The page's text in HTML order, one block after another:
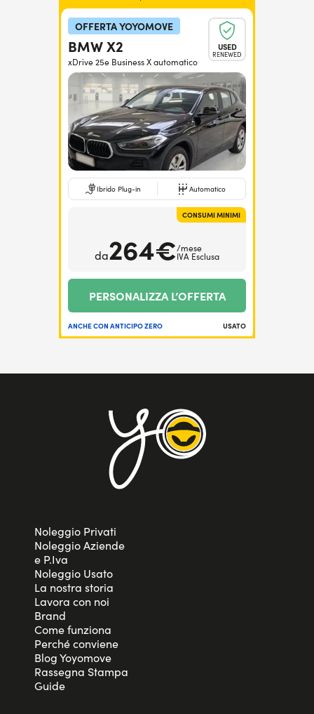
OFFERTA YOYOMOVE
USED
RENEWED
BMW X2
xDrive 25e Business X automatico
Ibrido Plug-in Automatico
CONSUMI MINIMI
da264€/mese
IVA Esclusa
PERSONALIZZA L’OFFERTA
ANCHE CON ANTICIPO ZERO USATO
Noleggio Privati
Noleggio Aziende
e P.Iva
Noleggio Usato
La nostra storia
Lavora con noi
Brand
Come funziona
Perché conviene
Blog Yoyomove
Rassegna Stampa
Guide